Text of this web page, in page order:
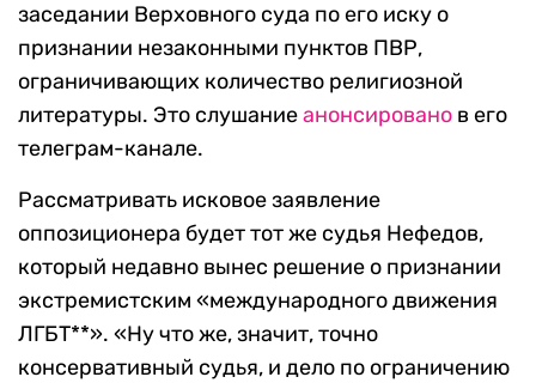
заседании Верховного суда по его иску о
признании незаконными пунктов ПВР,
ограничивающих количество религиозной
литературы. Это слушаниеанонсировано в его
телеграм-канале.
Рассматривать исковое заявление
оппозиционера будет тот же судья Нефедов,
который недавно вынес решение о признании
экстремистским «международного движения
ЛГБТ**». «Ну что же, значит, точно
консервативный судья, и дело по ограничению